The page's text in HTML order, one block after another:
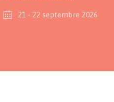
21 - 22 septembre 2026